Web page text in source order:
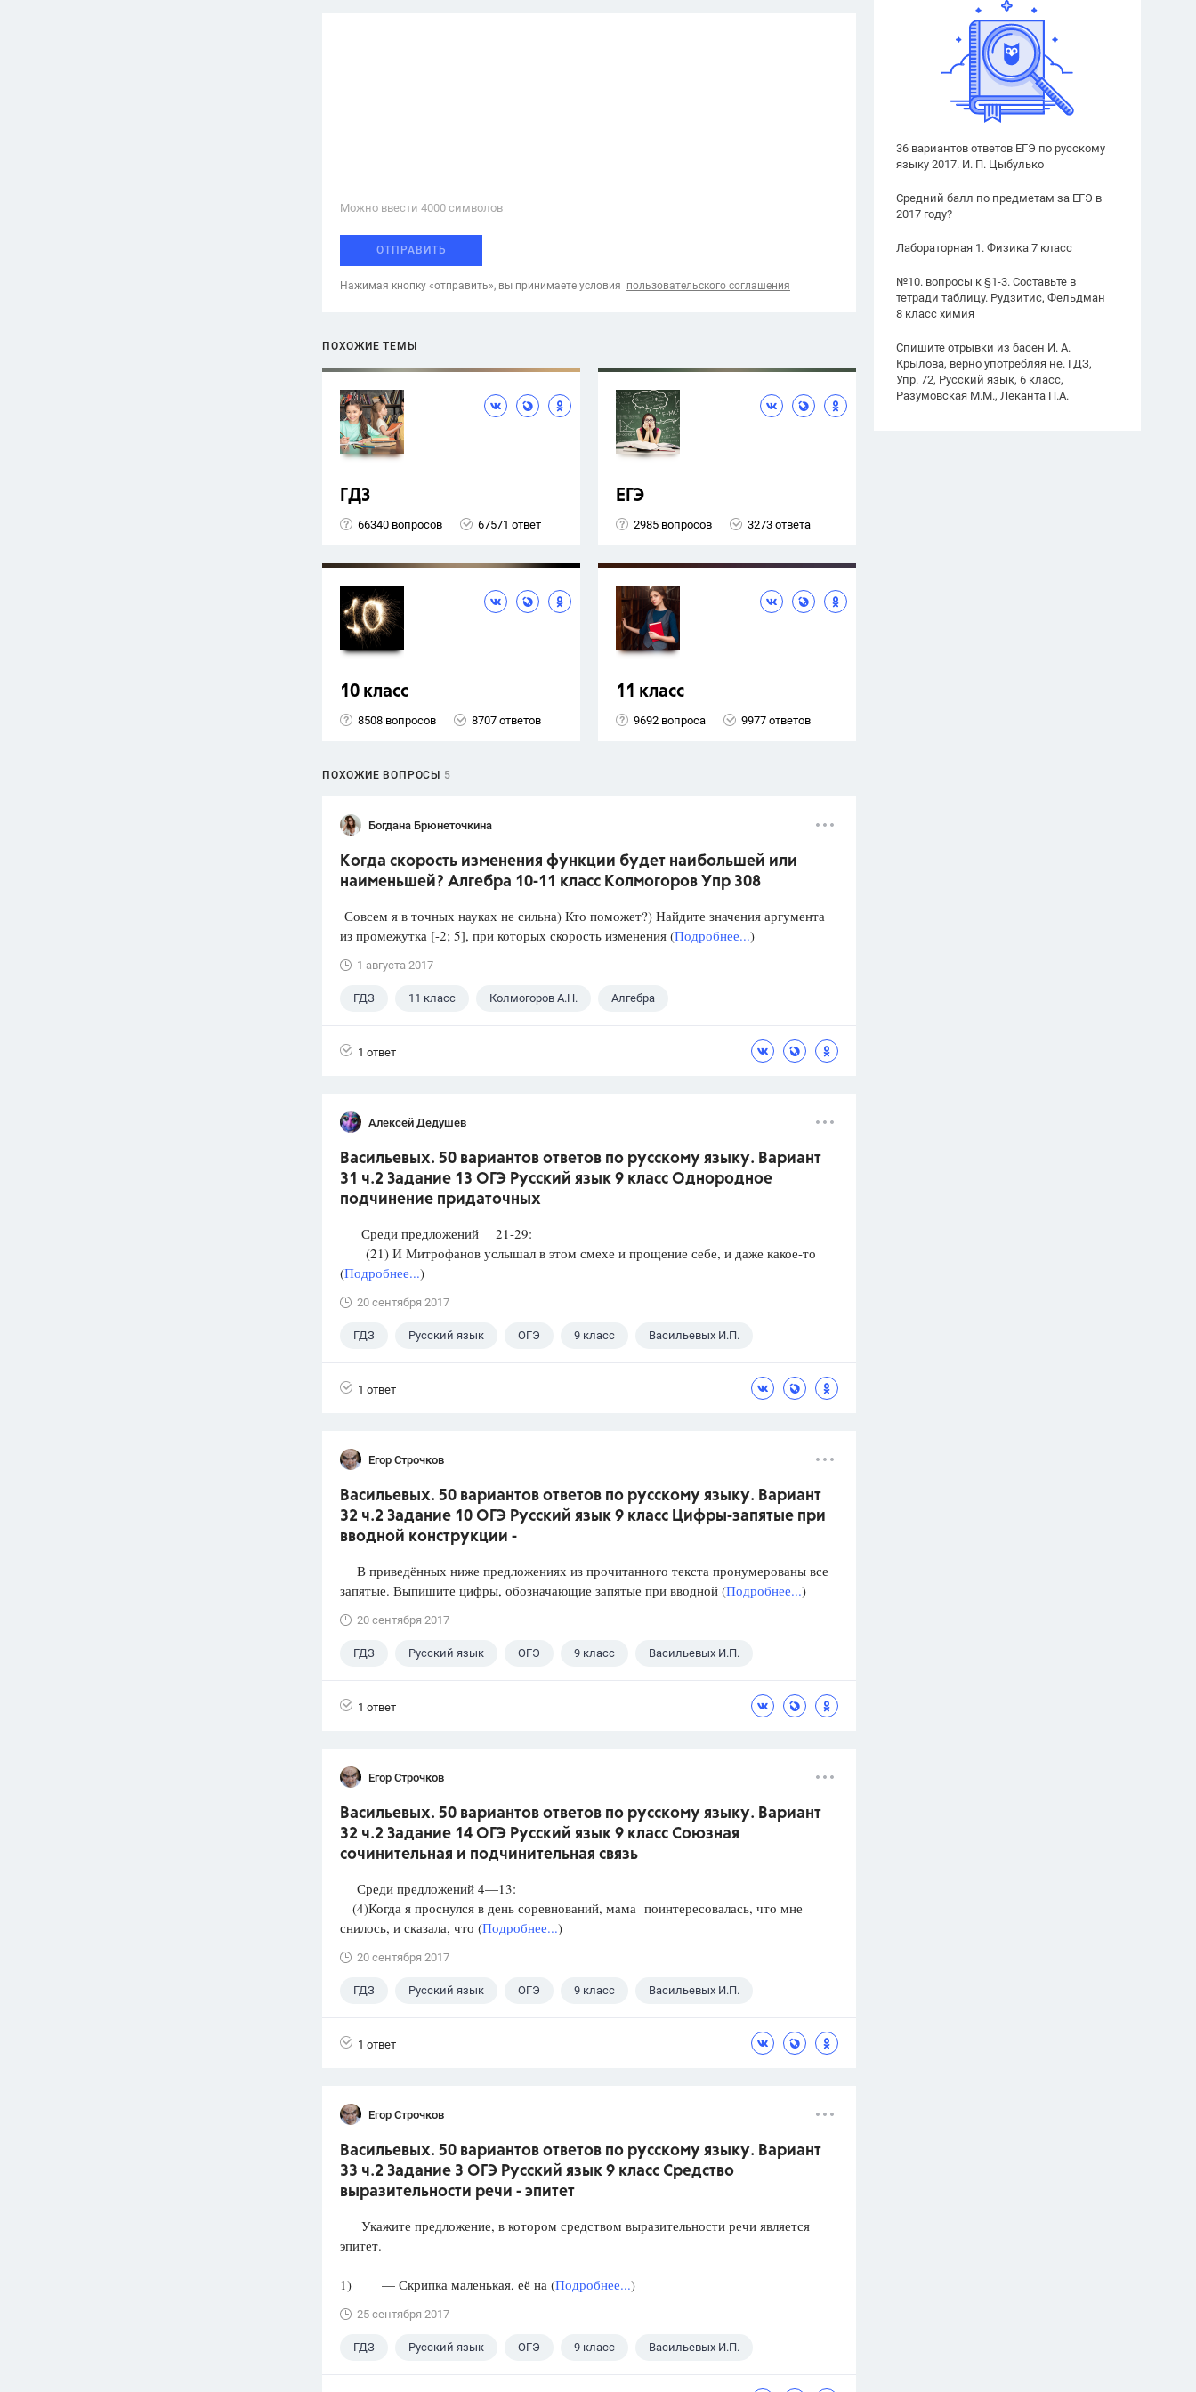
36 вариантов ответов ЕГЭ по русскому
языку 2017. И. П. Цыбулько
Средний балл по предметам за ЕГЭ в
2017 году?
Лабораторная 1. Физика 7 класс
№10. вопросы к §1-3. Составьте в
тетради таблицу. Рудзитис, Фельдман
8 класс химия
Спишите отрывки из басен И. А.
Крылова, верно употребляя не. ГДЗ,
Упр. 72, Русский язык, 6 класс,
Разумовская М.М., Леканта П.А.
Можно ввести 4000 cимволов
ОТПРАВИТЬ
Нажимая кнопку «отправить», вы принимаете условия пользовательского соглашения
ПОХОЖИЕ ТЕМЫ
ГДЗ
66340 вопросов 67571 ответ
ЕГЭ
2985 вопросов 3273 ответа
10 класс
8508 вопросов 8707 ответов
11 класс
9692 вопроса 9977 ответов
ПОХОЖИЕ ВОПРОСЫ 5
Богдана Брюнеточкина
Когда скорость изменения функции будет наибольшей или
наименьшей? Алгебра 10-11 класс Колмогоров Упр 308
Совсем я в точных науках не сильна) Кто поможет?) Найдите значения аргумента
из промежутка [-2; 5], при которых скорость изменения (Подробнее...)
1 августа 2017
ГДЗ 11 класс Колмогоров А.Н. Алгебра
1 ответ
Алексей Дедушев
Васильевых. 50 вариантов ответов по русскому языку. Вариант
31 ч.2 Задание 13 ОГЭ Русский язык 9 класс Однородное
подчинение придаточных
Среди предложений 21-29:
(21) И Митрофанов услышал в этом смехе и прощение себе, и даже какое-то
(Подробнее...)
20 сентября 2017
ГДЗ Русский язык ОГЭ 9 класс Васильевых И.П.
1 ответ
Егор Строчков
Васильевых. 50 вариантов ответов по русскому языку. Вариант
32 ч.2 Задание 10 ОГЭ Русский язык 9 класс Цифры-запятые при
вводной конструкции -
В приведённых ниже предложениях из прочитанного текста пронумерованы все
запятые. Выпишите цифры, обозначающие запятые при вводной (Подробнее...)
20 сентября 2017
ГДЗ Русский язык ОГЭ 9 класс Васильевых И.П.
1 ответ
Егор Строчков
Васильевых. 50 вариантов ответов по русскому языку. Вариант
32 ч.2 Задание 14 ОГЭ Русский язык 9 класс Союзная
сочинительная и подчинительная связь
Среди предложений 4—13:
(4)Когда я проснулся в день соревнований, мама поинтересовалась, что мне
снилось, и сказала, что (Подробнее...)
20 сентября 2017
ГДЗ Русский язык ОГЭ 9 класс Васильевых И.П.
1 ответ
Егор Строчков
Васильевых. 50 вариантов ответов по русскому языку. Вариант
33 ч.2 Задание 3 ОГЭ Русский язык 9 класс Средство
выразительности речи - эпитет
Укажите предложение, в котором средством выразительности речи является
эпитет.
1) — Скрипка маленькая, её на (Подробнее...)
25 сентября 2017
ГДЗ Русский язык ОГЭ 9 класс Васильевых И.П.